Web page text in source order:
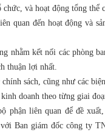
chức, và hoạt động tổng thể
quan đến hoạt động và
nhằm kết nối các phòng
thuận lợi nhất.
sách, cũng như các
doanh theo từng giai
phận liên quan để đề
Ban giám đốc công ty